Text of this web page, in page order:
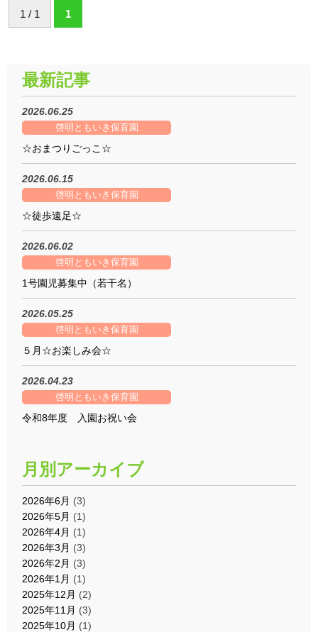
1 / 1 1
最新記事
2026.06.25
啓明ともいき保育園
☆おまつりごっこ☆
2026.06.15
啓明ともいき保育園
☆徒歩遠足☆
2026.06.02
啓明ともいき保育園
1号園児募集中（若干名）
2026.05.25
啓明ともいき保育園
５月☆お楽しみ会☆
2026.04.23
啓明ともいき保育園
令和8年度 入園お祝い会
月別アーカイブ
2026年6月 (3)
2026年5月 (1)
2026年4月 (1)
2026年3月 (3)
2026年2月 (3)
2026年1月 (1)
2025年12月 (2)
2025年11月 (3)
2025年10月 (1)